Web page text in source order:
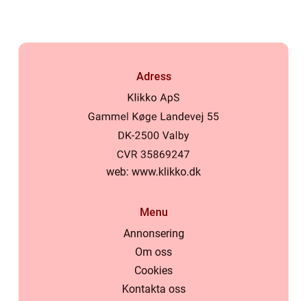
Adress
web: www.klikko.dk
Menu
Annonsering
Om oss
Cookies
Kontakta oss